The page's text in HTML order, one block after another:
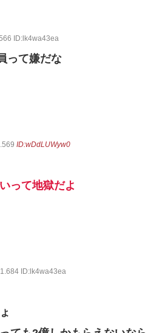
ID:lk4wa43ea
って嫌だな
ID:wDdLUWyw0
って地獄だよ
ID:lk4wa43ea